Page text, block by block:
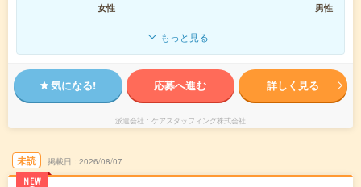
女性
男性
もっと見る
気になる! 応募へ進む 詳しく見る
派遣会社 ケアスタッフィング株式会社
未読
NEW
掲載日 2026/08/07